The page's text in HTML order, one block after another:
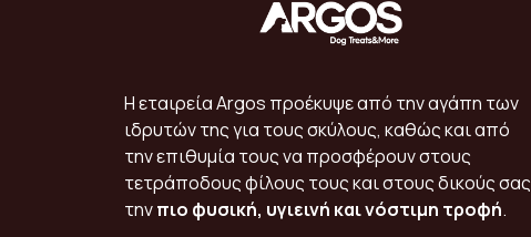
Η εταιρεία Argos προέκυψε από την αγάπη των
ιδρυτών της για τους σκύλους, καθώς και από
την επιθυμία τους να προσφέρουν στους
τετράποδους φίλους τους και στους δικούς σας
τηνπιο φυσική, υγιεινή και νόστιμη τροφή.